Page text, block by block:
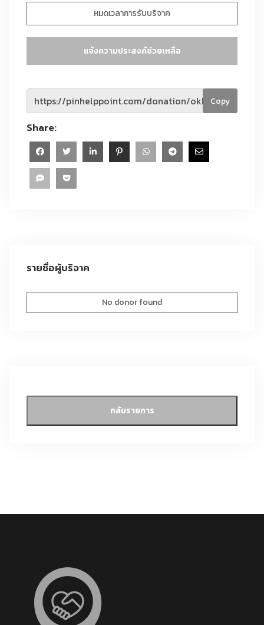
หมดเวลาการรับบริจาค
แจ้งความประสงค์ช่วยเหลือ
Copy
Share:
รายชื่อผู้บริจาค
No donor found
กลับรายการ